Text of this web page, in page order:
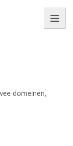
domeinen,